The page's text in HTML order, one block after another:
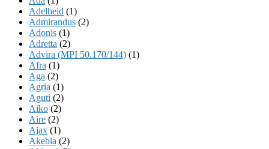
Adelheid (1)
Admirandus (2)
Adonis (1)
Adretta (2)
Advira (MPI 50.170/144) (1)
Afra (1)
Aga (2)
Agria (1)
Aguti (2)
Aiko (2)
Aire (2)
Ajax (1)
Akebia (2)